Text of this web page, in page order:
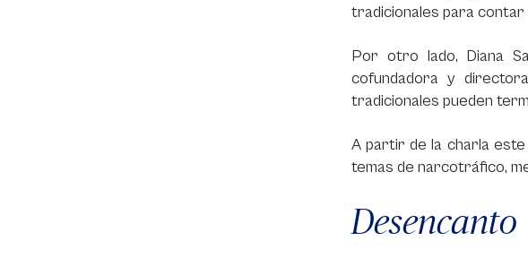
tradicionales para contar
Por otro lado, Diana
cofundadora y
tradicionales pueden
A partir de la charla
temas de narcotráfico,
Desencanto